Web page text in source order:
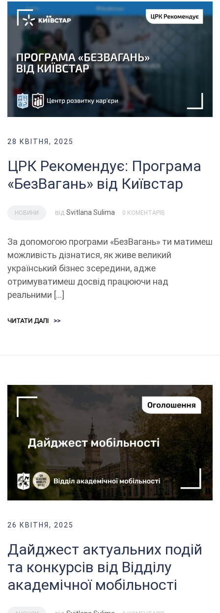
28 КВІТНЯ, 2025
ЦРК Рекомендує: Програма
«БезВагань» від Київстар
НОВИНИ від Svitlana Sulima 0 КОМЕНТАРІВ
За допомогою програми «БезВагань» ти матимеш
можливість дізнатися, як живе великий
український бізнес зсередини, адже
отримуватимеш досвід працюючи над
реальними […]
ЧИТАТИ ДАЛІ >>
26 КВІТНЯ, 2025
Дайджест актуальних подій
та конкурсів від Відділу
академічної мобільності